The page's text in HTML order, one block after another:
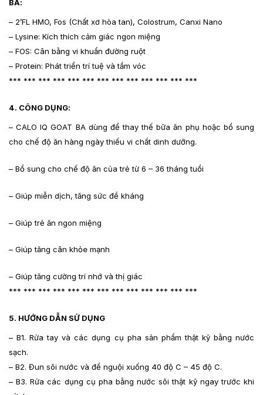
BA:
– 2’FL HMO, Fos (Chất xơ hòa tan), Colostrum, Canxi Nano
– Lysine: Kích thích cảm giác ngon miệng
– FOS: Cân bằng vi khuẩn đường ruột
– Protein: Phát triển trí tuệ và tầm vóc
*** *** *** *** *** *** *** *** *** *** *** *** ***
4. CÔNG DỤNG:
– CALO IQ GOAT BA dùng để thay thế bữa ăn phụ hoặc bổ sung
cho chế độ ăn hàng ngày thiếu vi chất dinh dưỡng.
– Bổ sung cho chế độ ăn của trẻ từ 6 – 36 tháng tuổi
– Giúp miễn dịch, tăng sức đề kháng
– Giúp trẻ ăn ngon miệng
– Giúp tăng cân khỏe mạnh
– Giúp tăng cường trí nhớ và thị giác
*** *** *** *** *** *** *** *** *** *** *** *** ***
5. HƯỚNG DẪN SỬ DỤNG
– B1. Rửa tay và các dụng cụ pha sản phẩm thật kỹ bằng nước
sạch.
– B2. Đun sôi nước và để nguội xuống 40 độ C – 45 độ C.
– B3. Rửa các dụng cụ pha bằng nước sôi thật kỹ ngay trước khi